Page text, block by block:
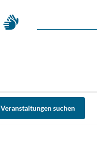
Veranstaltungen suchen